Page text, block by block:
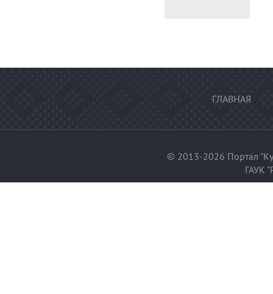
ГЛАВНАЯ
© 2013-2026 Портал
ГАУК